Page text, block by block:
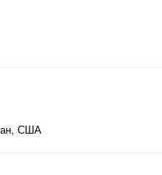
США